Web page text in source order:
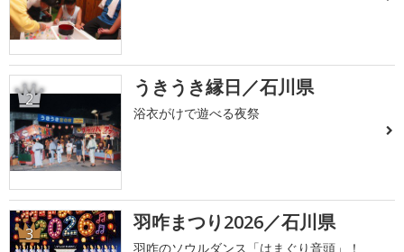
2 うきうき縁日／石川県
浴衣がけで遊べる夜祭
3 羽咋まつり2026／石川県
羽咋のソウルダンス「はまぐり音頭」！